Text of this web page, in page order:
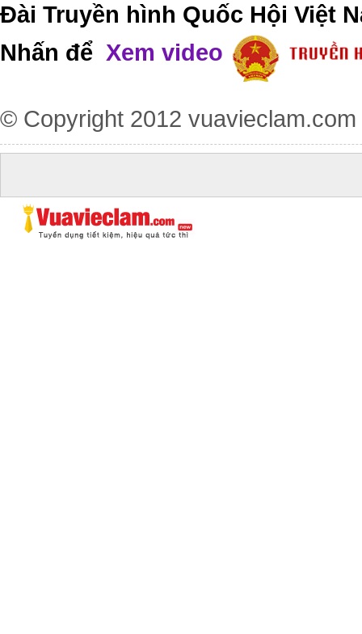
Đài Truyền hình Quốc Hội Việt
Nhấn để Xem video
© Copyright 2012 vuavieclam.com